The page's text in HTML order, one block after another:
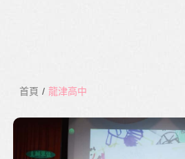
首頁 / 龍津高中